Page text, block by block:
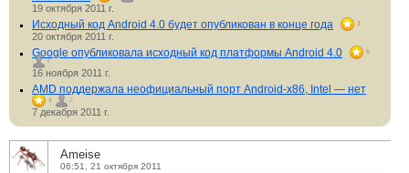
19 октября 2011 г.
Исходный код Android 4.0 будет опубликован в конце года 3
20 октября 2011 г.
Google опубликовала исходный код платформы Android 4.0
6
4
16 ноября 2011 г.
AMD поддержала неофициальный порт Android-x86, Intel — нет
4 2
7 декабря 2011 г.
Ameise
06:51, 21 октября 2011